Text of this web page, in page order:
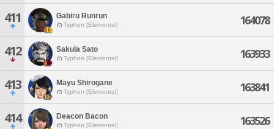
411 Gabiru Runrun
Typhon [Elemental] 164078
412 Sakula Sato
Typhon [Elemental] 163933
413 Mayu Shirogane
Typhon [Elemental] 163841
414 Deacon Bacon
Typhon [Elemental] 163526